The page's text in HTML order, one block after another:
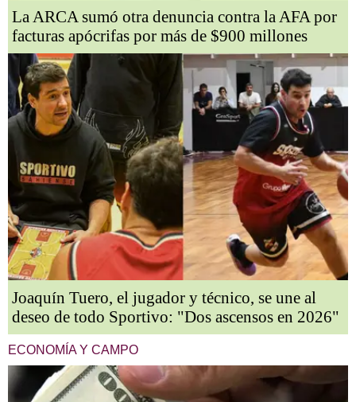
La ARCA sumó otra denuncia contra la AFA por
facturas apócrifas por más de $900 millones
Joaquín Tuero, el jugador y técnico, se une al
deseo de todo Sportivo: "Dos ascensos en 2026"
ECONOMÍA Y CAMPO